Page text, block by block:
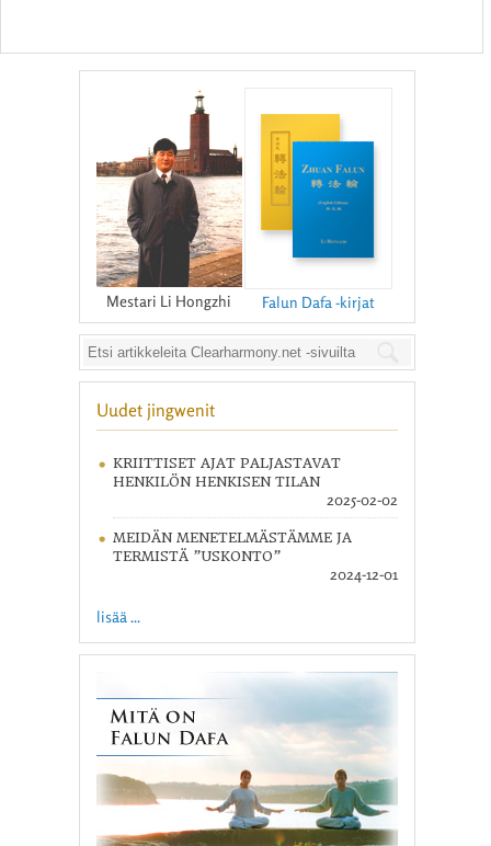
Mestari Li Hongzhi Falun Dafa -kirjat
Uudet jingwenit
KRIITTISET AJAT PALJASTAVAT
HENKILÖN HENKISEN TILAN
2025-02-02
MEIDÄN MENETELMÄSTÄMME JA
TERMISTÄ ”USKONTO”
2024-12-01
lisää ...